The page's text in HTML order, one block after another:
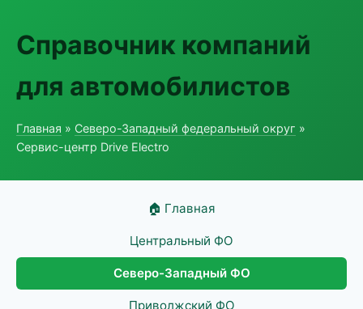
Справочник компаний
для автомобилистов
Главная » Северо-Западный федеральный округ »
Сервис-центр Drive Electro
🏠 Главная
Центральный ФО
Северо-Западный ФО
Приволжский ФО